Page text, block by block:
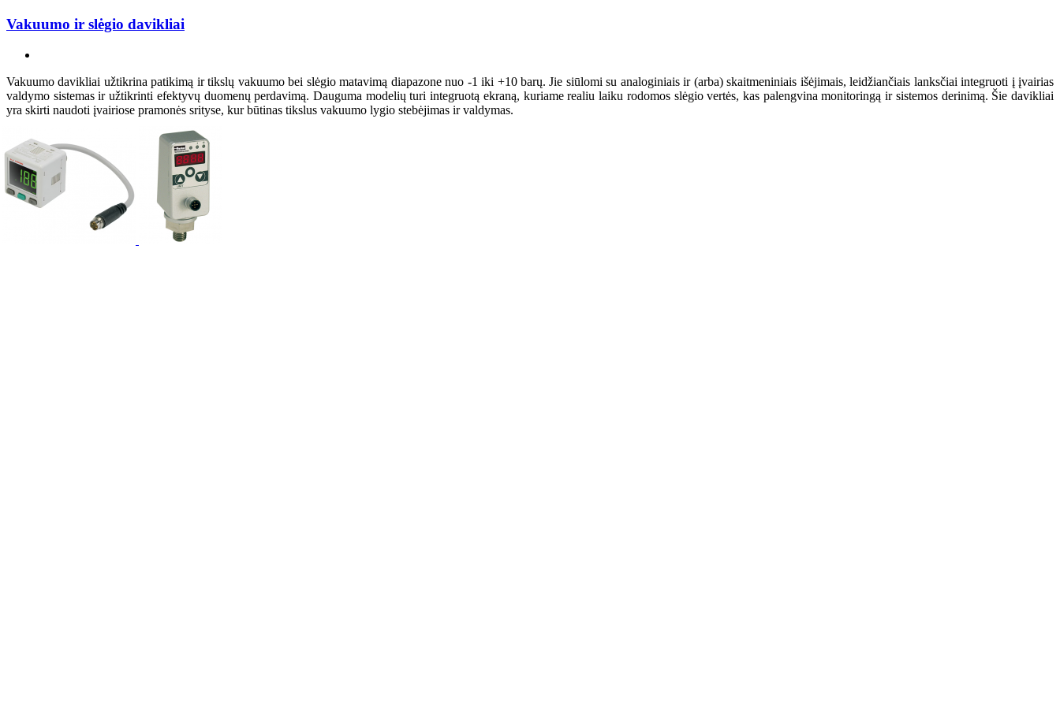
Vakuumo ir slėgio davikliai
Vakuumo davikliai užtikrina patikimą ir tikslų vakuumo bei slėgio matavimą diapazone nuo -1 iki +10 barų. Jie siūlomi su analoginiais ir (arba) skaitmeniniais išėjimais, leidžiančiais lanksčiai integruoti į įvairias
valdymo sistemas ir užtikrinti efektyvų duomenų perdavimą. Dauguma modelių turi integruotą ekraną, kuriame realiu laiku rodomos slėgio vertės, kas palengvina monitoringą ir sistemos derinimą. Šie davikliai
yra skirti naudoti įvairiose pramonės srityse, kur būtinas tikslus vakuumo lygio stebėjimas ir valdymas.